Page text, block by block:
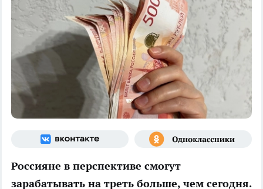
Россияне в перспективе смогут
зарабатывать на треть больше, чем сегодня.